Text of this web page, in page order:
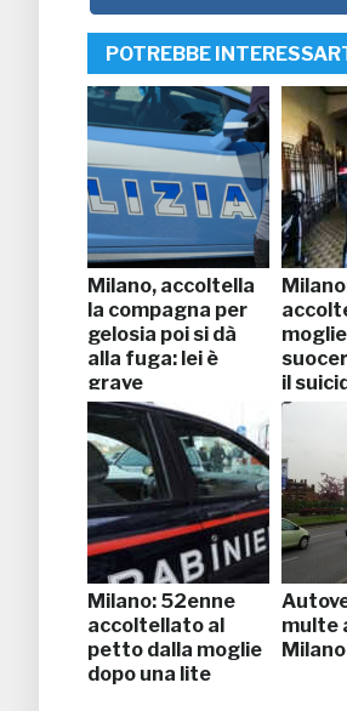
POTREBBE
Milano, accoltella
la compagna per
gelosia poi si dà
alla fuga: lei è
grave
il
Milano: 52enne
accoltellato al
petto dalla moglie
dopo una lite
multe
Milano